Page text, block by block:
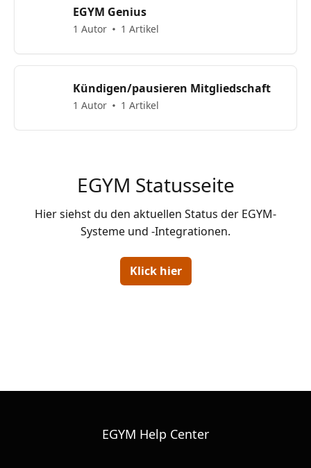
EGYM Genius
1 Autor 1 Artikel
Kündigen/pausieren Mitgliedschaft
1 Autor 1 Artikel
EGYM Statusseite
Hier siehst du den aktuellen Status der EGYM-
Klick hier
EGYM Help Center